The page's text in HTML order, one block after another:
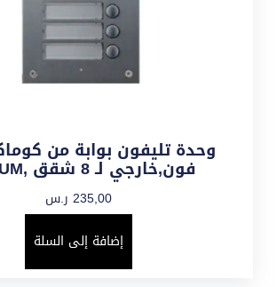
وحدة تليفون بوابة من
فون,خارجي لـ 8 شقق ,DR-8UM
235,00 ر.س
إضافة إلى السلة